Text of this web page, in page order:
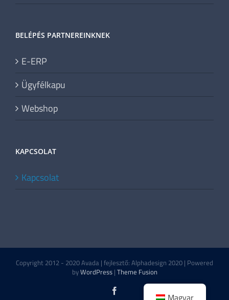
BELÉPÉS PARTNEREINKNEK
E-ERP
Ügyfélkapu
Webshop
KAPCSOLAT
Kapcsolat
Copyright 2012 - 2020 Avada | fejlesztő: Alphadesign 2020 | Powered
byWordPress| Theme Fusion
Magyar